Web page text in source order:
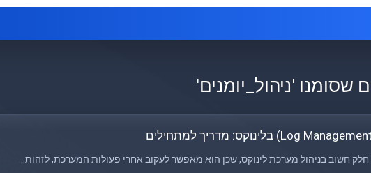
שסומנו 'ניהול_יומנים'
חלק חשוב בניהול מערכת לינוקס, שכן הוא מאפשר לעקוב אחרי פעולות המערכת, לזהות...